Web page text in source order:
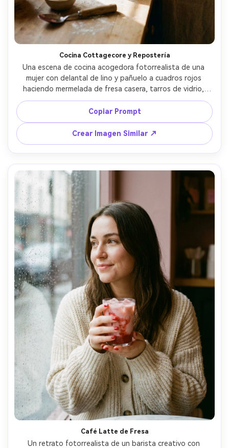
Cocina Cottagecore y Repostería
Una escena de cocina acogedora fotorrealista de una
mujer con delantal de lino y pañuelo a cuadros rojos
haciendo mermelada de fresa casera, tarros de vidrio,
cuchara de madera, encimera con harina, luz cálida de la
mañana, vapor y motas visibles, tomada con Fujifilm GFX
100S, 45mm f/2.8, profundidad de campo reducida,
calidez nostálgica, fotografía de estilo de vida de alto
detalle --ar 4:5
Copiar Prompt
Crear Imagen Similar ↗
Café Latte de Fresa
Un retrato fotorrealista de un barista creativo con